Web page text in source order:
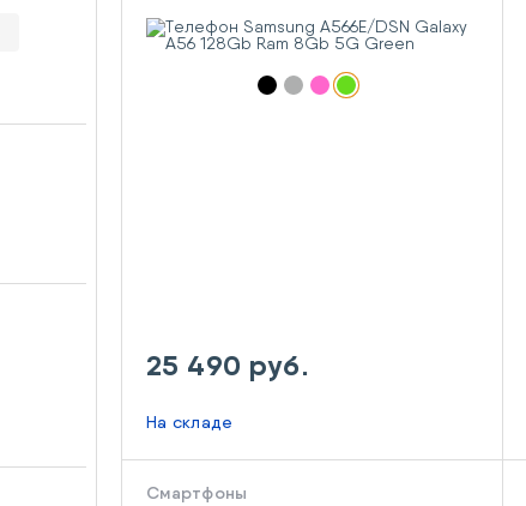
128Gb Ram 8Gb 5G Green
25 490 руб.
На складе
Смартфоны